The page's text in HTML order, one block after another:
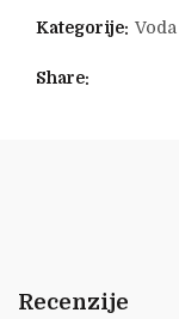
Kategorije: Voda
Share
Recenzije